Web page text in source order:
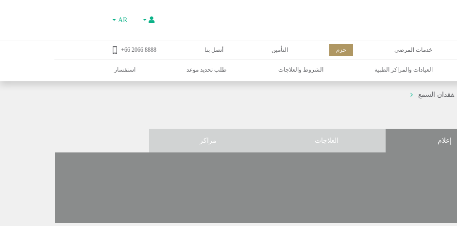
AR
خدمات المرضى حزم التأمين أتصل بنا 8888 2066 66+
العيادات والمراكز الطبية الشروط والعلاجات طلب تحديد موعد استفسار
فقدان السمع
إعلام العلاجات مراكز